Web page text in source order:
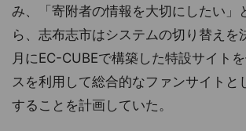
み、「寄附者の情報を大切にしたい」
ら、志布志市はシステムの切り替えを
月にEC-CUBEで構築した特設サイト
スを利用して総合的なファンサイトと
することを計画していた。